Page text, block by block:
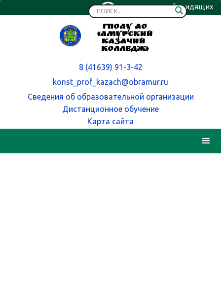
Версия для слабовидящих
ГПОАУ АО
«Амурский
казачий
колледж»
8 (41639) 91-3-42
konst_prof_kazach@obramur.ru
Сведения об образовательной организации
Дистанционное обучение
Карта сайта